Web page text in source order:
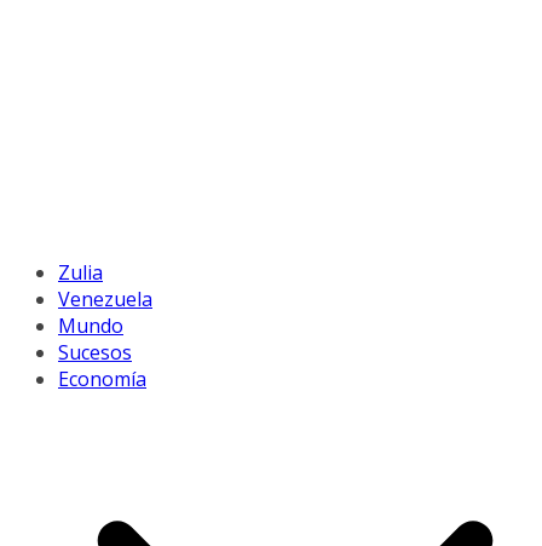
Zulia
Venezuela
Mundo
Sucesos
Economía